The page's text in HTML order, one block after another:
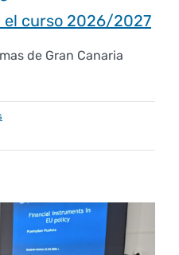
el curso 2026/2027
de Gran Canaria